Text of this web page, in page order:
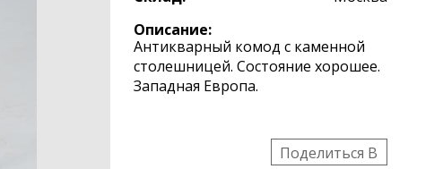
Описание:
Антикварный комод с каменной
столешницей. Состояние хорошее.
Западная Европа.
Поделиться B